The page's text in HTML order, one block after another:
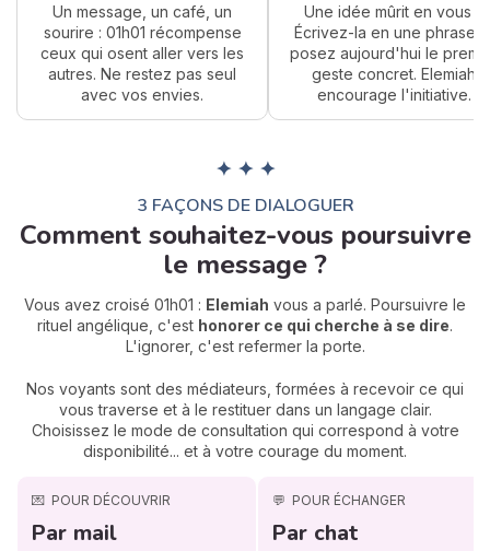
Un message, un café, un
sourire : 01h01 récompense
ceux qui osent aller vers les
autres. Ne restez pas seul
avec vos envies.
Une idée mûrit en vous ?
Écrivez-la en une phrase
posez aujourd'hui le
geste concret. Elemiah
encourage l'initiative.
✦ ✦ ✦
3 FAÇONS DE DIALOGUER
Comment souhaitez-vous poursuivre
le message ?
Vous avez croisé 01h01 : Elemiah vous a parlé. Poursuivre le
rituel angélique, c'est honorer ce qui cherche à se dire.
L'ignorer, c'est refermer la porte.
Nos voyants sont des médiateurs, formées à recevoir ce qui
vous traverse et à le restituer dans un langage clair.
Choisissez le mode de consultation qui correspond à votre
disponibilité... et à votre courage du moment.
💌 POUR DÉCOUVRIR
Par mail
💬 POUR ÉCHANGER
Par chat